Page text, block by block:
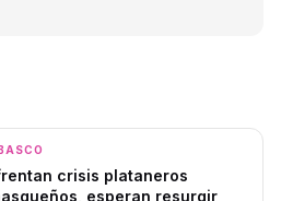
crisis plataneros
esperan resurgir